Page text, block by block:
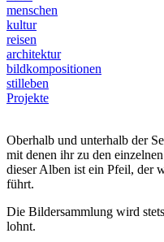
menschen
kultur
reisen
architektur
bildkompositionen
stilleben
Projekte
Oberhalb und unterhalb der
mit denen ihr zu den
dieser Alben ist ein Pfeil, der
führt.
Die Bildersammlung wird
lohnt.